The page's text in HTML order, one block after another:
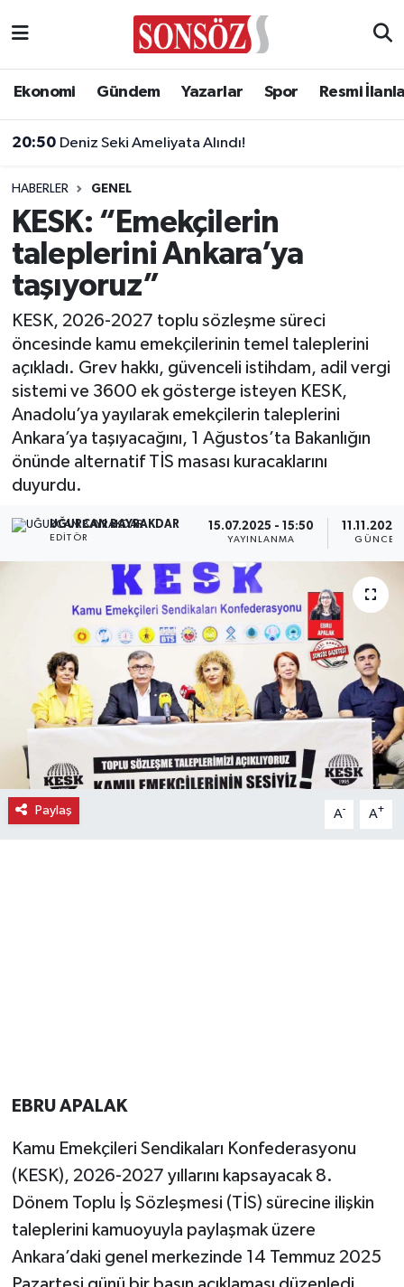
Ekonomi Gündem Yazarlar Spor Resmi
20:50 Deniz Seki Ameliyata Alındı!
HABERLER GENEL
KESK: “Emekçilerin
taleplerini Ankara’ya
taşıyoruz”
KESK, 2026-2027 toplu sözleşme süreci
öncesinde kamu emekçilerinin temel taleplerini
açıkladı. Grev hakkı, güvenceli istihdam, adil vergi
sistemi ve 3600 ek gösterge isteyen KESK,
Anadolu’ya yayılarak emekçilerin taleplerini
Ankara’ya taşıyacağını, 1 Ağustos’ta Bakanlığın
önünde alternatif TİS masası kuracaklarını
duyurdu.
UĞURCAN BAYRAKDAR
EDITÖR
15.07.2025 - 15:50
YAYINLANMA
Paylaş A- A+
EBRU APALAK
Kamu Emekçileri Sendikaları Konfederasyonu
(KESK), 2026-2027 yıllarını kapsayacak 8.
Dönem Toplu İş Sözleşmesi (TİS) sürecine ilişkin
taleplerini kamuoyuyla paylaşmak üzere
Ankara’daki genel merkezinde 14 Temmuz 2025
Asayiş
Biyografi
Çevre
Diğer
Dünya
Eğitim
Ekonomi
Eleman
Emlak
Gündem
Haber
İlçe Haberleri
Keşfet
Kültür & Sanat
Spor
Vasıta
Yaşam
Ankara Nöbetçi Eczaneler
Ankara Trafik Yoğunluk Haritası
Süper Lig Puan Durumu ve Fikstür
Tüm Manşetler
Son Dakika Haberleri
Haber Arşivi